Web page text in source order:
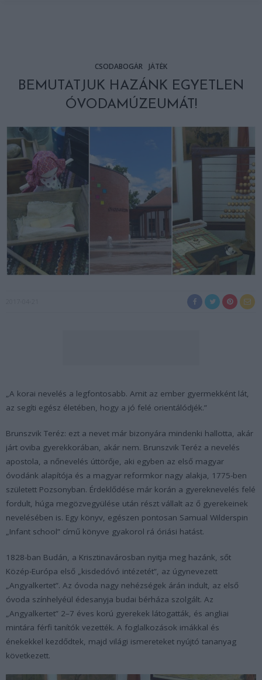
CSODABOGÁR JÁTÉK
BEMUTATJUK HAZÁNK EGYETLEN
ÓVODAMÚZEUMÁT!
„A korai nevelés a legfontosabb. Amit az ember gyermekként lát,
az segíti egész életében, hogy a jó felé orientálódjék.”
Brunszvik Teréz: ezt a nevet már bizonyára mindenki hallotta, akár
járt oviba gyerekkorában, akár nem. Brunszvik Teréz a nevelés
apostola, a nőnevelés úttörője, aki egyben az első magyar
óvodánk alapítója és a magyar reformkor nagy alakja, 1775-ben
született Pozsonyban. Érdeklődése már korán a gyereknevelés felé
fordult, húga megözvegyülése után részt vállalt az ő gyerekeinek
nevelésében is. Egy könyv, egészen pontosan Samual Wilderspin
„Infant school” című könyve gyakorol rá óriási hatást.
1828-ban Budán, a Krisztinavárosban nyitja meg hazánk, sőt
Közép-Európa első „kisdedóvó intézetét”, az úgynevezett
„Angyalkertet”. Az óvoda nagy nehézségek árán indult, az első
óvoda színhelyéül édesanyja budai bérháza szolgált. Az
„Angyalkertet” 2–7 éves korú gyerekek látogatták, és angliai
mintára férfi tanítók vezették. A foglalkozások imákkal és
énekekkel kezdődtek, majd világi ismereteket nyújtó tananyag
következett.